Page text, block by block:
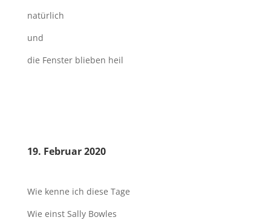
natürlich
und
die Fenster blieben heil
19. Februar 2020
Wie kenne ich diese Tage
Wie einst Sally Bowles